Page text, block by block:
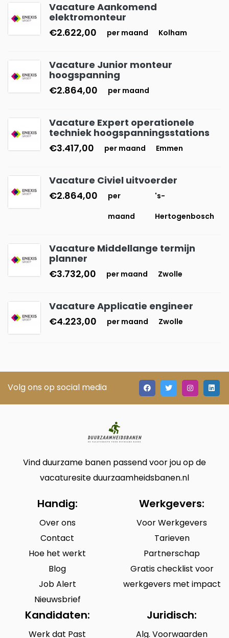
Vacature Aankomend
elektromonteur
€2.622,00
per maand Kolham
Vacature Junior monteur
hoogspanning
€2.864,00
per maand
Vacature Expert operationele
techniek hoogspanningsstations
€3.417,00
per maand Emmen
Vacature Civiel uitvoerder
€2.864,00
per
maand
's-
Hertogenbosch
Vacature Middellange termijn
planner
€3.732,00
per maand Zwolle
Vacature Applicatie engineer
€4.223,00
per maand Zwolle
Volg ons op social media
Vind duurzame banen passend voor jou op de
vacaturesite duurzaamheidsbanen.nl
Handig:
Over ons
Contact
Hoe het werkt
Blog
Job Alert
Nieuwsbrief
Werkgevers:
Voor Werkgevers
Tarieven
Partnerschap
Gratis checklist voor
werkgevers met impact
Kandidaten:
Werk dat Past
Juridisch:
Alg. Voorwaarden